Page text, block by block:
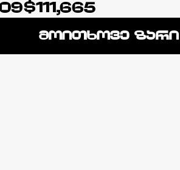
$111,665
მოითხოვე ზარი